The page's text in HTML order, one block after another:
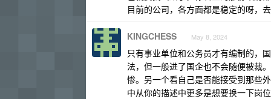
目前的公司，各方面都是稳定的呀，
KINGCHESS May 8, 2024
只有事业单位和公务员才有编制的，
法，但一般进了国企也不会随便被裁
惨。另一个看自己是否能接受到那些
中从你的描述中更多是想要换一下岗